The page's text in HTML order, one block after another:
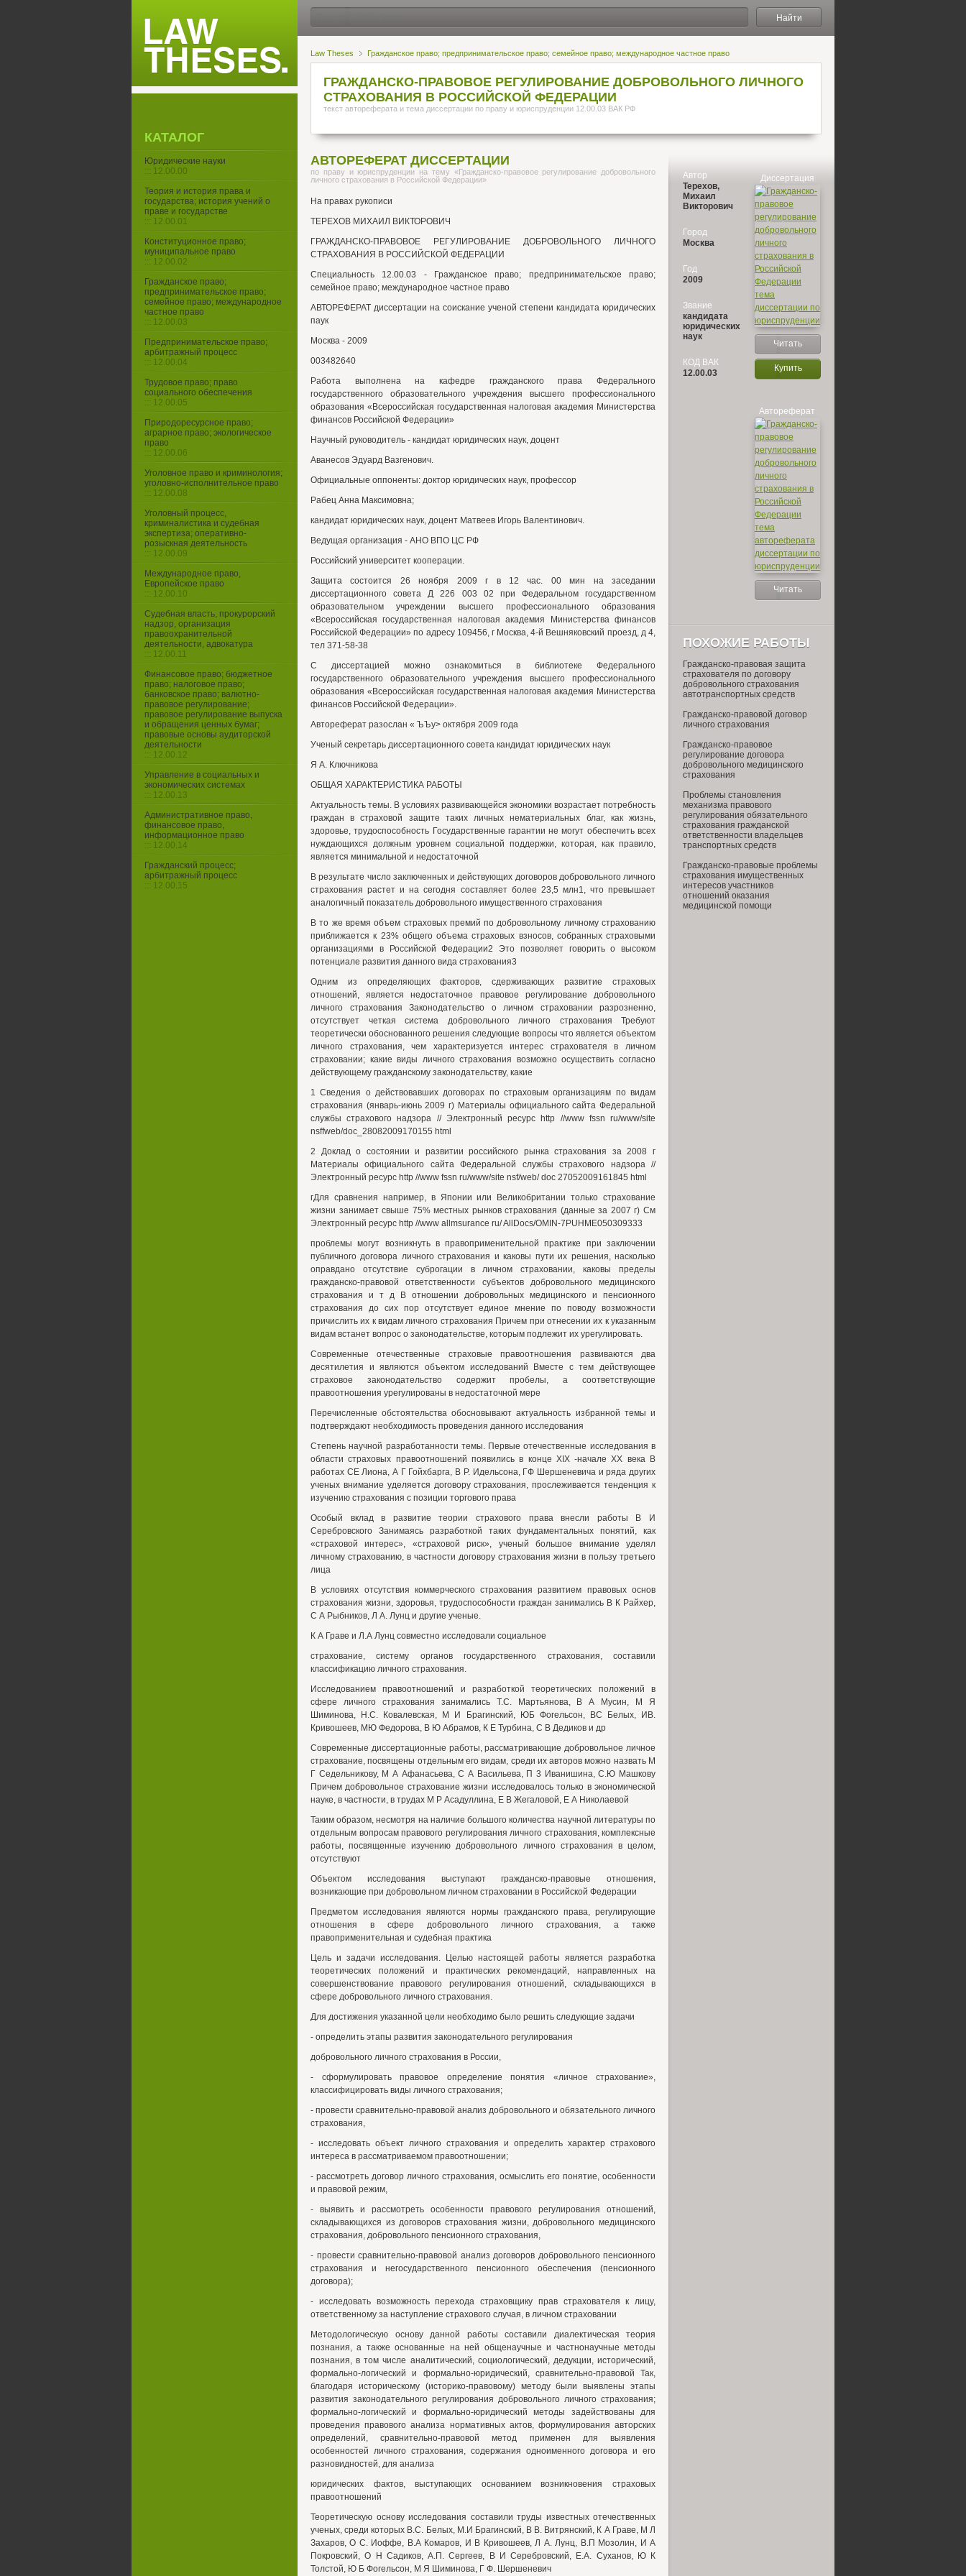
Найти
Law Theses Гражданское право; предпринимательское право; семейное право; международное частное право
ГРАЖДАНСКО-ПРАВОВОЕ РЕГУЛИРОВАНИЕ ДОБРОВОЛЬНОГО ЛИЧНОГО
СТРАХОВАНИЯ В РОССИЙСКОЙ ФЕДЕРАЦИИ
текст автореферата и тема диссертации по праву и юриспруденции 12.00.03 ВАК РФ
АВТОРЕФЕРАТ ДИССЕРТАЦИИ
по праву и юриспруденции на тему «Гражданско-правовое регулирование добровольного
личного страхования в Российской Федерации»
На правах рукописи
ТЕРЕХОВ МИХАИЛ ВИКТОРОВИЧ
ГРАЖДАНСКО-ПРАВОВОЕ РЕГУЛИРОВАНИЕ ДОБРОВОЛЬНОГО ЛИЧНОГО
СТРАХОВАНИЯ В РОССИЙСКОЙ ФЕДЕРАЦИИ
Специальность 12.00.03 - Гражданское право; предпринимательское право;
семейное право; международное частное право
АВТОРЕФЕРАТ диссертации на соискание ученой степени кандидата юридических
паук
Москва - 2009
003482640
Работа выполнена на кафедре гражданского права Федерального
государственного образовательного учреждения высшего профессионального
образования «Всероссийская государственная налоговая академия Министерства
финансов Российской Федерации»
Научный руководитель - кандидат юридических наук, доцент
Аванесов Эдуард Вазгенович.
Официальные оппоненты: доктор юридических наук, профессор
Рабец Анна Максимовна;
кандидат юридических наук, доцент Матвеев Игорь Валентинович.
Ведущая организация - AHO ВПО ЦС РФ
Российский университет кооперации.
Защита состоится 26 ноября 2009 г в 12 час. 00 мин на заседании
диссертационного совета Д 226 003 02 при Федеральном государственном
образовательном учреждении высшего профессионального образования
«Всероссийская государственная налоговая академия Министерства финансов
Российской Федерации» по адресу 109456, г Москва, 4-й Вешняковский проезд, д 4,
тел 371-58-38
С диссертацией можно ознакомиться в библиотеке Федерального
государственного образовательного учреждения высшего профессионального
образования «Всероссийская государственная налоговая академия Министерства
финансов Российской Федерации».
Автореферат разослан « ЪЪу> октября 2009 года
Ученый секретарь диссертационного совета кандидат юридических наук
Я А. Ключникова
ОБЩАЯ ХАРАКТЕРИСТИКА РАБОТЫ
Актуальность темы. В условиях развивающейся экономики возрастает потребность
граждан в страховой защите таких личных нематериальных благ, как жизнь,
здоровье, трудоспособность Государственные гарантии не могут обеспечить всех
нуждающихся должным уровнем социальной поддержки, которая, как правило,
является минимальной и недостаточной
В результате число заключенных и действующих договоров добровольного личного
страхования растет и на сегодня составляет более 23,5 млн1, что превышает
аналогичный показатель добровольного имущественного страхования
В то же время объем страховых премий по добровольному личному страхованию
приближается к 23% общего объема страховых взносов, собранных страховыми
организациями в Российской Федерации2 Это позволяет говорить о высоком
потенциале развития данного вида страхования3
Одним из определяющих факторов, сдерживающих развитие страховых
отношений, является недостаточное правовое регулирование добровольного
личного страхования Законодательство о личном страховании разрозненно,
отсутствует четкая система добровольного личного страхования Требуют
теоретически обоснованного решения следующие вопросы что является объектом
личного страхования, чем характеризуется интерес страхователя в личном
страховании; какие виды личного страхования возможно осуществить согласно
действующему гражданскому законодательству, какие
1 Сведения о действовавших договорах по страховым организациям по видам
страхования (январь-июнь 2009 г) Материалы официального сайта Федеральной
службы страхового надзора // Электронный ресурс http //www fssn ru/www/site
nsffweb/doc_28082009170155 html
2 Доклад о состоянии и развитии российского рынка страхования за 2008 г
Материалы официального сайта Федеральной службы страхового надзора //
Электронный ресурс http //www fssn ru/www/site nsf/web/ doc 27052009161845 html
гДля сравнения например, в Японии или Великобритании только страхование
жизни занимает свыше 75% местных рынков страхования (данные за 2007 г) См
Электронный ресурс http //www allmsurance ru/ AllDocs/OMIN-7PUHME050309333
проблемы могут возникнуть в правоприменительной практике при заключении
публичного договора личного страхования и каковы пути их решения, насколько
оправдано отсутствие суброгации в личном страховании, каковы пределы
гражданско-правовой ответственности субъектов добровольного медицинского
страхования и т д В отношении добровольных медицинского и пенсионного
страхования до сих пор отсутствует единое мнение по поводу возможности
причислить их к видам личного страхования Причем при отнесении их к указанным
видам встанет вопрос о законодательстве, которым подлежит их урегулировать.
Современные отечественные страховые правоотношения развиваются два
десятилетия и являются объектом исследований Вместе с тем действующее
страховое законодательство содержит пробелы, а соответствующие
правоотношения урегулированы в недостаточной мере
Перечисленные обстоятельства обосновывают актуальность избранной темы и
подтверждают необходимость проведения данного исследования
Степень научной разработанности темы. Первые отечественные исследования в
области страховых правоотношений появились в конце XIX -начале XX века В
работах СЕ Лиона, А Г Гойхбарга, В Р. Идельсона, ГФ Шершеневича и ряда других
ученых внимание уделяется договору страхования, прослеживается тенденция к
изучению страхования с позиции торгового права
Особый вклад в развитие теории страхового права внесли работы В И
Серебровского Занимаясь разработкой таких фундаментальных понятий, как
«страховой интерес», «страховой риск», ученый большое внимание уделял
личному страхованию, в частности договору страхования жизни в пользу третьего
лица
В условиях отсутствия коммерческого страхования развитием правовых основ
страхования жизни, здоровья, трудоспособности граждан занимались В К Райхер,
С А Рыбников, Л А. Лунц и другие ученые.
К А Граве и Л.А Лунц совместно исследовали социальное
страхование, систему органов государственного страхования, составили
классификацию личного страхования.
Исследованием правоотношений и разработкой теоретических положений в
сфере личного страхования занимались Т.С. Мартьянова, В А Мусин, М Я
Шиминова, Н.С. Ковалевская, М И Брагинский, ЮБ Фогельсон, ВС Белых, ИВ.
Кривошеев, МЮ Федорова, В Ю Абрамов, К Е Турбина, С В Дедиков и др
Современные диссертационные работы, рассматривающие добровольное личное
страхование, посвящены отдельным его видам, среди их авторов можно назвать М
Г Седельникову, М А Афанасьева, С А Васильева, П 3 Иванишина, С.Ю Машкову
Причем добровольное страхование жизни исследовалось только в экономической
науке, в частности, в трудах М Р Асадуллина, Е В Жегаловой, Е А Николаевой
Таким образом, несмотря на наличие большого количества научной литературы по
отдельным вопросам правового регулирования личного страхования, комплексные
работы, посвященные изучению добровольного личного страхования в целом,
отсутствуют
Объектом исследования выступают гражданско-правовые отношения,
возникающие при добровольном личном страховании в Российской Федерации
Предметом исследования являются нормы гражданского права, регулирующие
отношения в сфере добровольного личного страхования, а также
правоприменительная и судебная практика
Цель и задачи исследования. Целью настоящей работы является разработка
теоретических положений и практических рекомендаций, направленных на
совершенствование правового регулирования отношений, складывающихся в
сфере добровольного личного страхования.
Для достижения указанной цели необходимо было решить следующие задачи
- определить этапы развития законодательного регулирования
добровольного личного страхования в России,
- сформулировать правовое определение понятия «личное страхование»,
классифицировать виды личного страхования;
- провести сравнительно-правовой анализ добровольного и обязательного личного
страхования,
- исследовать объект личного страхования и определить характер страхового
интереса в рассматриваемом правоотношении;
- рассмотреть договор личного страхования, осмыслить его понятие, особенности
и правовой режим,
- выявить и рассмотреть особенности правового регулирования отношений,
складывающихся из договоров страхования жизни, добровольного медицинского
страхования, добровольного пенсионного страхования,
- провести сравнительно-правовой анализ договоров добровольного пенсионного
страхования и негосударственного пенсионного обеспечения (пенсионного
договора);
- исследовать возможность перехода страховщику прав страхователя к лицу,
ответственному за наступление страхового случая, в личном страховании
Методологическую основу данной работы составили диалектическая теория
познания, а также основанные на ней общенаучные и частнонаучные методы
познания, в том числе аналитический, социологический, дедукции, исторический,
формально-логический и формально-юридический, сравнительно-правовой Так,
благодаря историческому (историко-правовому) методу были выявлены этапы
развития законодательного регулирования добровольного личного страхования;
формально-логический и формально-юридический методы задействованы для
проведения правового анализа нормативных актов, формулирования авторских
определений, сравнительно-правовой метод применен для выявления
особенностей личного страхования, содержания одноименного договора и его
разновидностей, для анализа
юридических фактов, выступающих основанием возникновения страховых
правоотношений
Теоретическую основу исследования составили труды известных отечественных
ученых, среди которых B.C. Белых, М.И Брагинский, В В. Витрянский, К А Граве, М Л
Захаров, О С. Иоффе, В.А Комаров, И В Кривошеев, Л А. Лунц, В.П Мозолин, И А
Покровский, О Н Садиков, А.П. Сергеев, В И Серебровский, Е.А. Суханов, Ю К
Толстой, Ю Б Фогельсон, М Я Шиминова, Г Ф. Шершеневич
Автор
Терехов,
Михаил
Викторович
Город
Москва
Год
2009
Звание
кандидата
юридических
наук
КОД ВАК
12.00.03
Диссертация
Читать
Купить
Автореферат
Читать
ПОХОЖИЕ РАБОТЫ
Гражданско-правовая защита
страхователя по договору
добровольного страхования
автотранспортных средств
Гражданско-правовой договор
личного страхования
Гражданско-правовое
регулирование договора
добровольного медицинского
страхования
Проблемы становления
механизма правового
регулирования обязательного
страхования гражданской
ответственности владельцев
транспортных средств
Гражданско-правовые проблемы
страхования имущественных
интересов участников
отношений оказания
медицинской помощи
КАТАЛОГ
Юридические науки
::: 12.00.00
Теория и история права и
государства; история учений о
праве и государстве
::: 12.00.01
Конституционное право;
муниципальное право
::: 12.00.02
Гражданское право;
предпринимательское право;
семейное право; международное
частное право
::: 12.00.03
Предпринимательское право;
арбитражный процесс
::: 12.00.04
Трудовое право; право
социального обеспечения
::: 12.00.05
Природоресурсное право;
аграрное право; экологическое
право
::: 12.00.06
Уголовное право и криминология;
уголовно-исполнительное право
::: 12.00.08
Уголовный процесс,
криминалистика и судебная
экспертиза; оперативно-
розыскная деятельность
::: 12.00.09
Международное право,
Европейское право
::: 12.00.10
Судебная власть, прокурорский
надзор, организация
правоохранительной
деятельности, адвокатура
::: 12.00.11
Финансовое право; бюджетное
право; налоговое право;
банковское право; валютно-
правовое регулирование;
правовое регулирование выпуска
и обращения ценных бумаг;
правовые основы аудиторской
деятельности
::: 12.00.12
Управление в социальных и
экономических системах
::: 12.00.13
Административное право,
финансовое право,
информационное право
::: 12.00.14
Гражданский процесс;
арбитражный процесс
::: 12.00.15